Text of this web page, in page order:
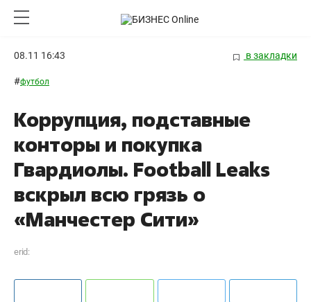
08.11 16:43 в закладки
#футбол
Коррупция, подставные
конторы и покупка
Гвардиолы. Football Leaks
вскрыл всю грязь о
«Манчестер Сити»
erid: